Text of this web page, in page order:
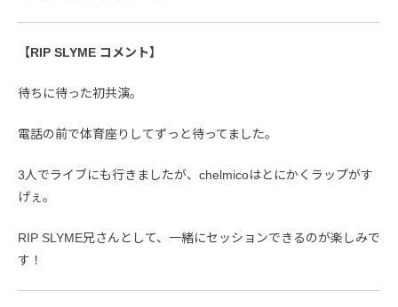
【RIP SLYME コメント】
待ちに待った初共演。
電話の前で体育座りしてずっと待ってました。
3人でライブにも行きましたが、chelmicoはとにかくラップがす
げぇ。
RIP SLYME兄さんとして、一緒にセッションできるのが楽しみで
す！